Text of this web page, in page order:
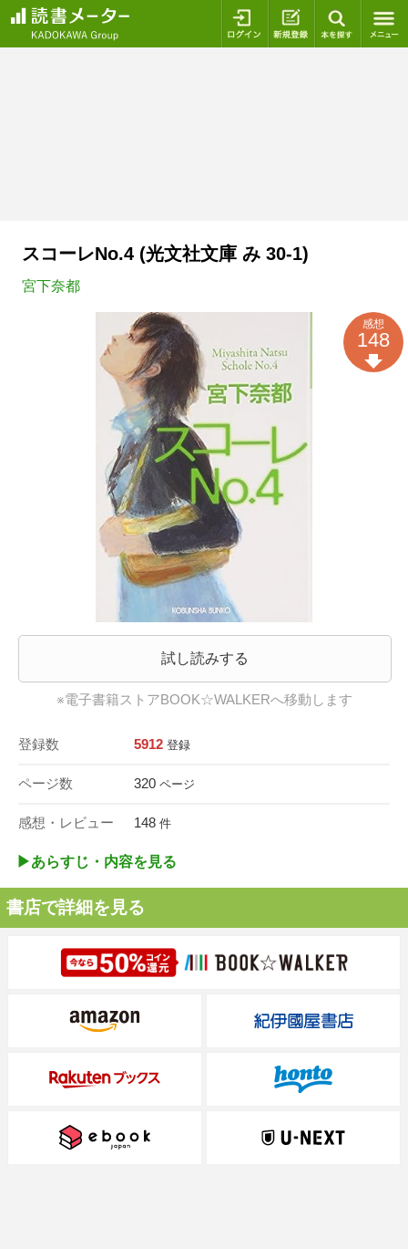
ログイン 新規登録
スコーレNo.4 (光文社文庫 み 30-1)
宮下奈都
試し読みする
※電子書籍ストアBOOK☆WALKERへ移動します
登録数 5912 登録
ページ数 320 ページ
感想・レビュー 148 件
感想
148
▶︎あらすじ・内容を見る
書店で詳細を見る